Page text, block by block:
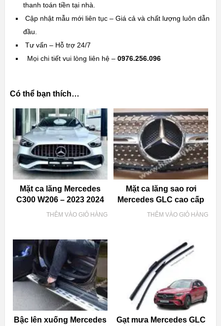
thanh toán tiền tại nhà.
Cập nhật mẫu mới liên tục – Giá cả và chất lượng luôn dẫn
đầu.
Tư vấn – Hỗ trợ 24/7
Mọi chi tiết vui lòng liên hệ – 0976.256.096
Có thể bạn thích…
Mặt ca lăng Mercedes
C300 W206 – 2023 2024
THÊM VÀO GIỎ HÀNG
Mặt ca lăng sao rơi
Mercedes GLC cao cấp
THÊM VÀO GIỎ HÀNG
Bậc lên xuống Mercedes
Gạt mưa Mercedes GLC